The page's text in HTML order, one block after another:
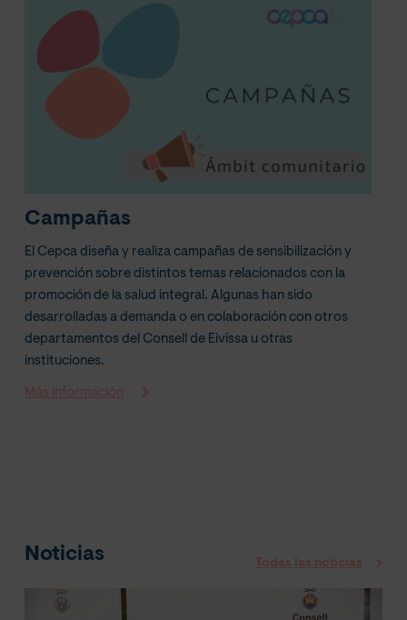
Campañas
El Cepca diseña y realiza campañas de sensibilización y
prevención sobre distintos temas relacionados con la
promoción de la salud integral. Algunas han sido
desarrolladas a demanda o en colaboración con otros
departamentos del Consell de Eivissa u otras
instituciones.
Más información
Todas las noticias
Noticias